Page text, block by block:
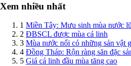
Xem nhiều nhất
1 Miền Tây: Mưu sinh mùa nước lũ
2 ĐBSCL được mùa cá linh
3 Mùa nước nổi có những sản vật
4 Đồng Tháp: Rộn ràng săn đặc
5 Giá cá linh đầu mùa tăng cao